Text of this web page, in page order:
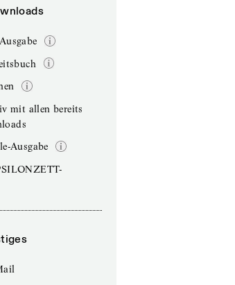
mit allen bereits
Ausgabe